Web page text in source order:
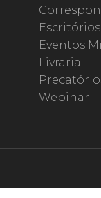
Eventos
Livraria
Webinar